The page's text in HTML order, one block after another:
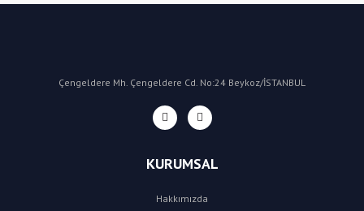
Çengeldere Mh. Çengeldere Cd. No:24 Beykoz/İSTANBUL
KURUMSAL
Hakkımızda